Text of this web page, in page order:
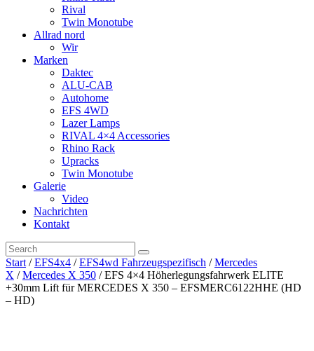
Rival
Twin Monotube
Allrad nord
Wir
Marken
Daktec
ALU-CAB
Autohome
EFS 4WD
Lazer Lamps
RIVAL 4×4 Accessories
Rhino Rack
Upracks
Twin Monotube
Galerie
Video
Nachrichten
Kontakt
Start /EFS4x4 /EFS4wd Fahrzeugspezifisch /Mercedes
X /Mercedes X 350 / EFS 4×4 Höherlegungsfahrwerk ELITE
+30mm Lift für MERCEDES X 350 – EFSMERC6122HHE (HD
– HD)